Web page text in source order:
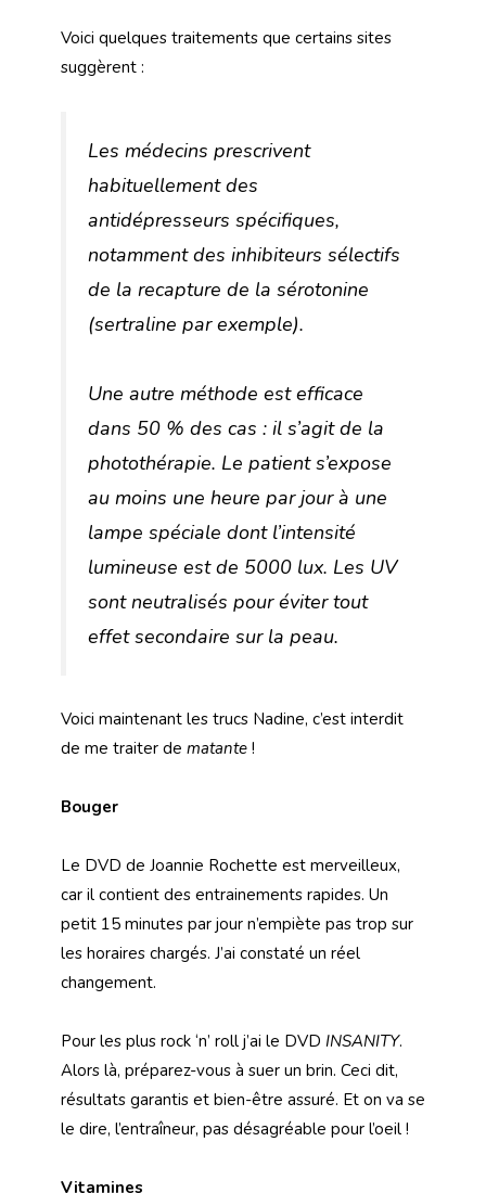
Voici quelques traitements que certains sites
suggèrent :
Les médecins prescrivent
habituellement des
antidépresseurs spécifiques,
notamment des inhibiteurs sélectifs
de la recapture de la sérotonine
(sertraline par exemple).
Une autre méthode est efficace
dans 50 % des cas : il s’agit de la
photothérapie. Le patient s’expose
au moins une heure par jour à une
lampe spéciale dont l’intensité
lumineuse est de 5000 lux. Les UV
sont neutralisés pour éviter tout
effet secondaire sur la peau.
Voici maintenant les trucs Nadine, c’est interdit
de me traiter de matante !
Bouger
Le DVD de Joannie Rochette est merveilleux,
car il contient des entrainements rapides. Un
petit 15 minutes par jour n’empiète pas trop sur
les horaires chargés. J’ai constaté un réel
changement.
Pour les plus rock ‘n’ roll j’ai le DVD INSANITY.
Alors là, préparez-vous à suer un brin. Ceci dit,
résultats garantis et bien-être assuré. Et on va se
le dire, l’entraîneur, pas désagréable pour l’oeil !
Vitamines